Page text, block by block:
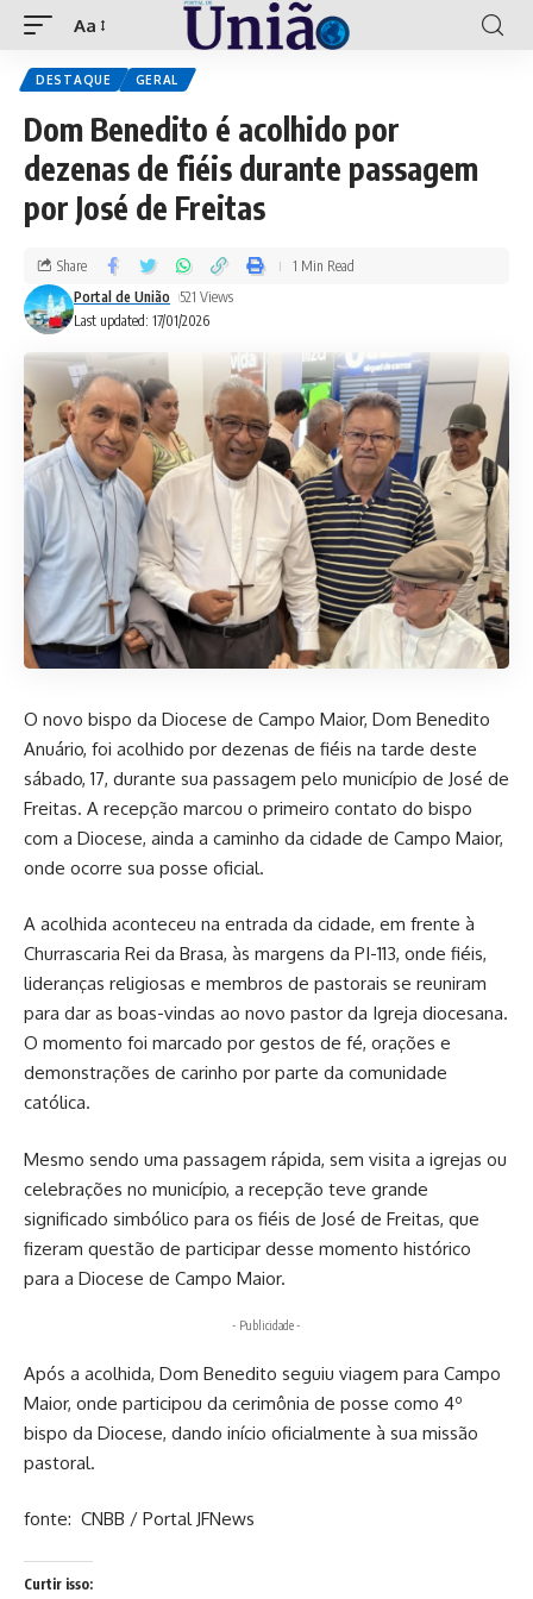
Aa
DESTAQUE GERAL
Dom Benedito é acolhido por
dezenas de fiéis durante passagem
por José de Freitas
Last updated: 17/01/2026
Portal de União 521 Views
Share 1 Min Read
O novo bispo da Diocese de Campo Maior, Dom Benedito
Anuário, foi acolhido por dezenas de fiéis na tarde deste
sábado, 17, durante sua passagem pelo município de José de
Freitas. A recepção marcou o primeiro contato do bispo
com a Diocese, ainda a caminho da cidade de Campo Maior,
onde ocorre sua posse oficial.
A acolhida aconteceu na entrada da cidade, em frente à
Churrascaria Rei da Brasa, às margens da PI-113, onde fiéis,
lideranças religiosas e membros de pastorais se reuniram
para dar as boas-vindas ao novo pastor da Igreja diocesana.
O momento foi marcado por gestos de fé, orações e
demonstrações de carinho por parte da comunidade
católica.
Mesmo sendo uma passagem rápida, sem visita a igrejas ou
celebrações no município, a recepção teve grande
significado simbólico para os fiéis de José de Freitas, que
fizeram questão de participar desse momento histórico
para a Diocese de Campo Maior.
- Publicidade -
Após a acolhida, Dom Benedito seguiu viagem para Campo
Maior, onde participou da cerimônia de posse como 4º
bispo da Diocese, dando início oficialmente à sua missão
pastoral.
fonte: CNBB / Portal JFNews
Curtir isso: